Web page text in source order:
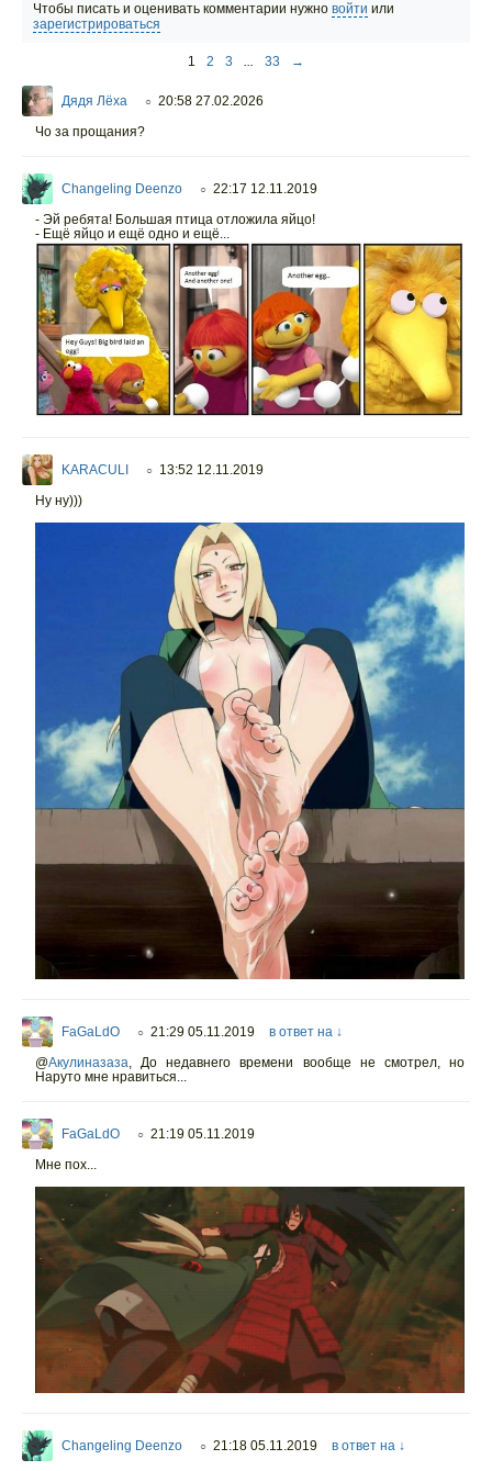
Чтобы писать и оценивать комментарии нужно войти или
зарегистрироваться
1 2 3 ... 33 →
Дядя Лёха ○ 20:58 27.02.2026
Чо за прощания?
Changeling Deenzo ○ 22:17 12.11.2019
- Эй ребята! Большая птица отложила яйцо!
- Ещё яйцо и ещё одно и ещё...
KARACULI ○ 13:52 12.11.2019
Ну ну)))
FaGaLdO ○ 21:29 05.11.2019
в ответ на ↓
@Акулиназаза
До недавнего времени вообще не смотрел, но
Наруто мне нравиться...
FaGaLdO ○ 21:19 05.11.2019
Мне пох...
Changeling Deenzo ○ 21:18 05.11.2019
в ответ на ↓